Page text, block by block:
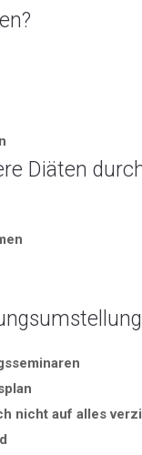
Diäten
nicht auf alles